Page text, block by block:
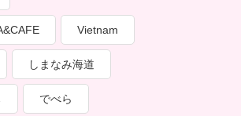
Vietnam
しまなみ海道
でべら